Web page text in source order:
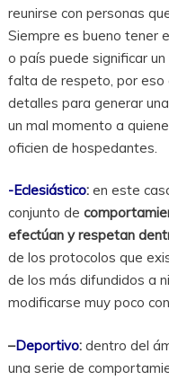
reunirse con personas
Siempre es bueno tener
o país puede significar
falta de respeto, por eso
detalles para generar
un mal momento a
oficien de hospedantes.
-Eclesiástico:en este
conjunto de
efectúan y respetan
de los protocolos que
de los más difundidos a
modificarse muy poco
–Deportivo:dentro del
una serie de